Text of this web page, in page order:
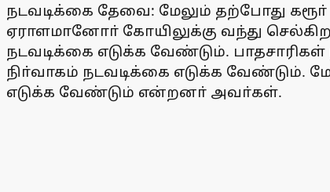
நடவடிக்கை தேவை: மேலும் தற்போது
ஏராளமானோா் கோயிலுக்கு வந்து
நடவடிக்கை எடுக்க வேண்டும்.
நிா்வாகம் நடவடிக்கை எடுக்க வேண்டும்.
எடுக்க வேண்டும் என்றனா் அவா்கள்.